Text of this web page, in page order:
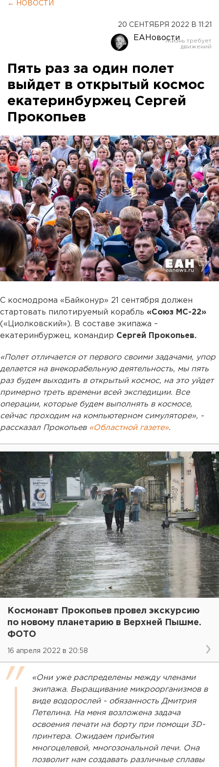
← НОВОСТИ
20 СЕНТЯБРЯ 2022 В 11:21
ЕАНовости
Пять раз за один полет
выйдет в открытый космос
екатеринбуржец Сергей
Прокопьев
С космодрома «Байконур» 21 сентября должен
стартовать пилотируемый корабль «Союз МС-22»
(«Циолковский»). В составе экипажа –
екатеринбуржец, командир Сергей Прокопьев.
«Полет отличается от первого своими задачами, упор
делается на внекорабельную деятельность, мы пять
раз будем выходить в открытый космос, на это уйдет
примерно треть времени всей экспедиции. Все
операции, которые будем выполнять в космосе,
сейчас проходим на компьютерном симуляторе», -
рассказал Прокопьев «Областной газете».
Космонавт Прокопьев провел экскурсию
по новому планетарию в Верхней Пышме.
ФОТО
16 апреля 2022 в 20:58
«Они уже распределены между членами
экипажа. Выращивание микроорганизмов в
виде водорослей - обязанность Дмитрия
Петелина. На меня возложена задача
освоения печати на борту при помощи 3D-
принтера. Ожидаем прибытия
многоцелевой, многозональной печи. Она
позволит нам создавать различные сплавы